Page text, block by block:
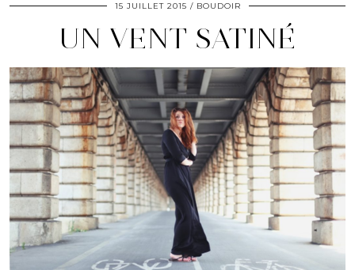
15 JUILLET 2015 BOUDOIR
UN VENT SATINÉ